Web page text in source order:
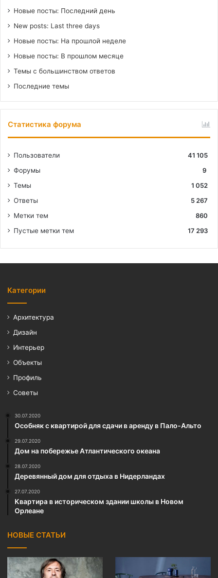
Новые посты: Последний день
New posts: Last three days
Новые посты: На прошлой неделе
Новые посты: В прошлом месяце
Темы с большинством ответов
Последние темы
Статистика форума
Пользователи
41 105
Форумы
9
Темы
1 052
Ответы
5 267
Метки тем
860
Пустые метки тем
17 293
Категории
Архитектура
Дизайн
Интерьер
Объекты
Профиль
Советы
30.07.2020
Особняк с квартирой для сдачи в аренду в Пало-Альто
29.07.2020
Дом на побережье Атлантического океана
28.07.2020
Деревянный дом для отдыха в Нидерландах
27.07.2020
Квартира в историческом здании школы в Новом
Орлеане
НОВЫЕ СТАТЬИ